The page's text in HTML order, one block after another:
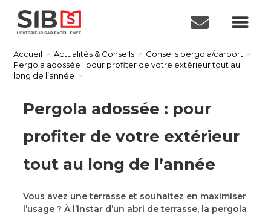
Accueil > Actualités & Conseils > Conseils pergola/carport >
Pergola adossée : pour profiter de votre extérieur tout au
long de l’année >
Pergola adossée : pour
profiter de votre extérieur
tout au long de l’année
Vous avez une terrasse et souhaitez en maximiser
l’usage ? À l’instar d’un abri de terrasse, la pergola